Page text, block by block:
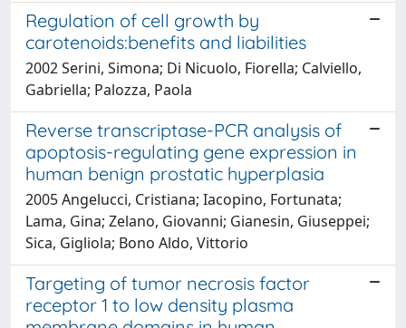
Regulation of cell growth by
carotenoids:benefits and liabilities
2002 Serini, Simona; Di Nicuolo, Fiorella; Calviello,
Gabriella; Palozza, Paola
Reverse transcriptase-PCR analysis of
apoptosis-regulating gene expression in
human benign prostatic hyperplasia
2005 Angelucci, Cristiana; Iacopino, Fortunata;
Lama, Gina; Zelano, Giovanni; Gianesin, Giuseppei;
Sica, Gigliola; Bono Aldo, Vittorio
Targeting of tumor necrosis factor
receptor 1 to low density plasma